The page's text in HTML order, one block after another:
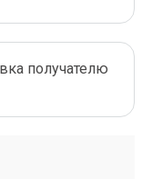
получателю